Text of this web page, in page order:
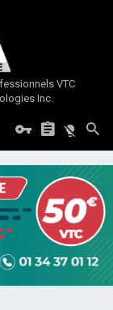
VTC
Inc.